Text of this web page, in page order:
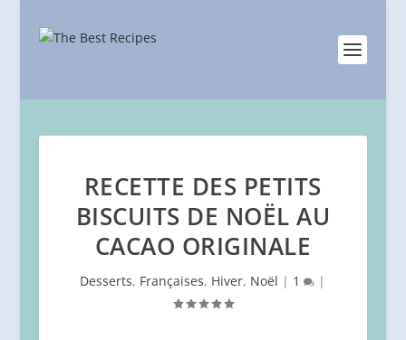
RECETTE DES PETITS
BISCUITS DE NOËL AU
CACAO ORIGINALE
Desserts, Françaises, Hiver, Noël | 1 |